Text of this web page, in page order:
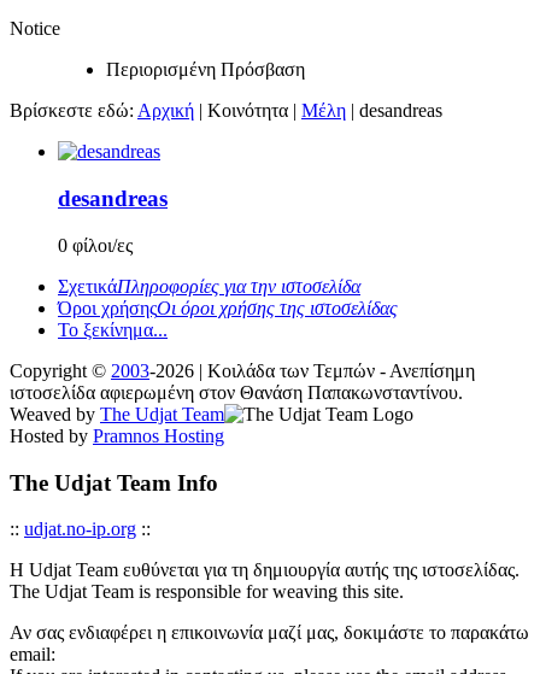
Notice
Περιορισμένη Πρόσβαση
Βρίσκεστε εδώ: Αρχική | Κοινότητα | Μέλη | desandreas
desandreas
0 φίλοι/ες
ΣχετικάΠληροφορίες για την ιστοσελίδα
Όροι χρήσηςΟι όροι χρήσης της ιστοσελίδας
Το ξεκίνημα...
Copyright © 2003-2026 | Κοιλάδα των Τεμπών - Ανεπίσημη
ιστοσελίδα αφιερωμένη στον Θανάση Παπακωνσταντίνου.
Weaved by The Udjat Team
Hosted by Pramnos Hosting
The Udjat Team Info
:: udjat.no-ip.org ::
Η Udjat Team ευθύνεται για τη δημιουργία αυτής της ιστοσελίδας.
The Udjat Team is responsible for weaving this site.
Αν σας ενδιαφέρει η επικοινωνία μαζί μας, δοκιμάστε το παρακάτω
email: